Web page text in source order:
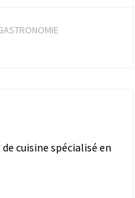
cuisine spécialisé en